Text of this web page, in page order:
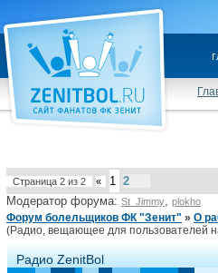
Страница 2 из 2 « 1 2
Модератор форума: St_Jimmy, plokho
Форум болельщиков ФК "Зенит" » О
(Радио, вещающее для пользователей
Радио ZenitBol